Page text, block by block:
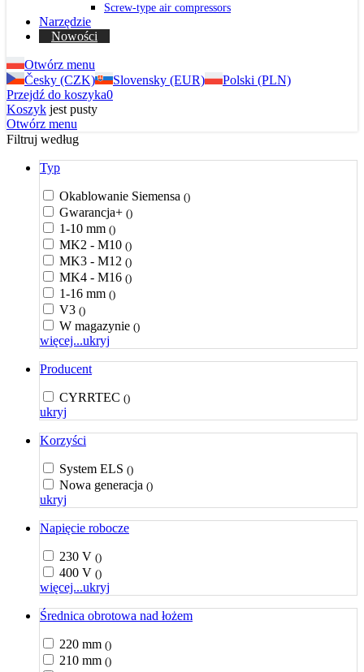
Screw-type air compressors
Narzędzie
Nowości
Otwórz menu
Česky (CZK)
Slovensky (EUR)
Polski (PLN)
Przejdź do koszyka0
Koszyk jest pusty
Otwórz menu
Filtruj według
Typ
Okablowanie Siemensa ()
Gwarancja+ ()
1-10 mm ()
MK2 - M10 ()
MK3 - M12 ()
MK4 - M16 ()
1-16 mm ()
V3 ()
W magazynie ()
więcej...ukryj
Producent
CYRRTEC ()
ukryj
Korzyści
System ELS ()
Nowa generacja ()
ukryj
Napięcie robocze
230 V ()
400 V ()
więcej...ukryj
Średnica obrotowa nad łożem
220 mm ()
210 mm ()